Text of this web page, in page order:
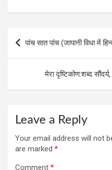
navigation
पांच सात पांच (जापानी विधा में
मेरा दृष्टिकोण:शब्द
Leave a Reply
Your email address will not
are marked *
Comment *